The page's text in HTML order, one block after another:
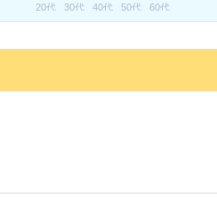
20代 30代 40代 50代 60代